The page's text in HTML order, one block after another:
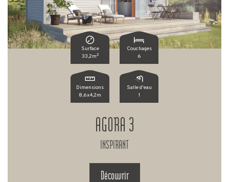
Surface
33,2m2
Couchages
6
Dimensions
8,6x4,2m
Salle d'eau
1
AGORA 3
INSPIRANT
Découvrir